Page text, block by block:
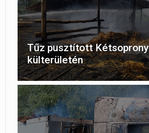
Tűz pusztított Kétsoprony
külterületén